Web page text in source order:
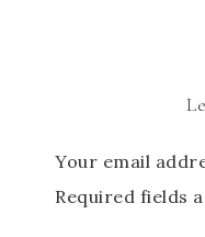
Your email
Required fields